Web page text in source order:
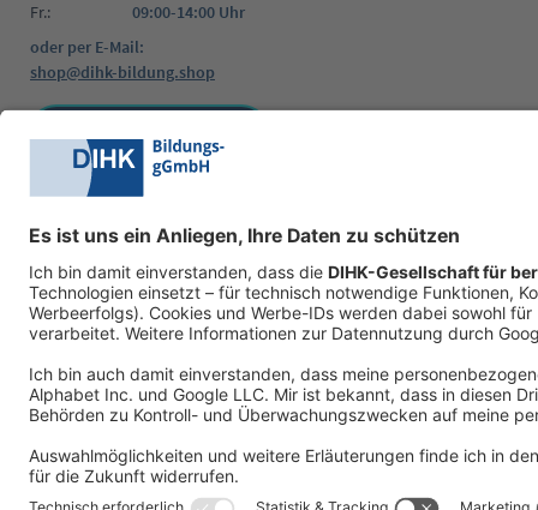
Fr.:
09:00-14:00 Uhr
oder per E-Mail:
shop@dihk-bildung.shop
Social Media